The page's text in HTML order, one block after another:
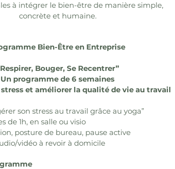
à intégrer le bien-être de manière simple,
concrète et humaine.
Bien-Être en Entreprise
Bouger, Se Recentrer”
Un programme de 6 semaines
et améliorer la qualité de vie au travail
son stress au travail grâce au yoga”
de 1h, en salle ou visio
posture de bureau, pause active
vidéo à revoir à domicile